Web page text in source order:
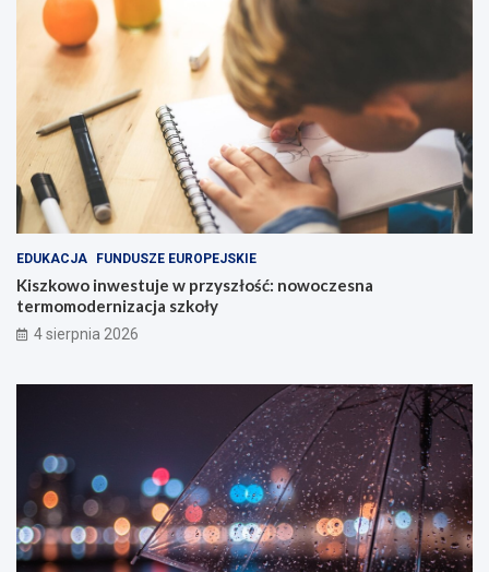
EDUKACJA FUNDUSZE EUROPEJSKIE
Kiszkowo inwestuje w przyszłość: nowoczesna
termomodernizacja szkoły
4 sierpnia 2026